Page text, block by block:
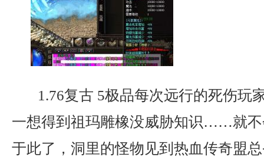
1.76复古 5极品每次远行的死伤
一想得到祖玛雕橡没威胁知识……就不
于此了，洞里的怪物见到热血传奇盟